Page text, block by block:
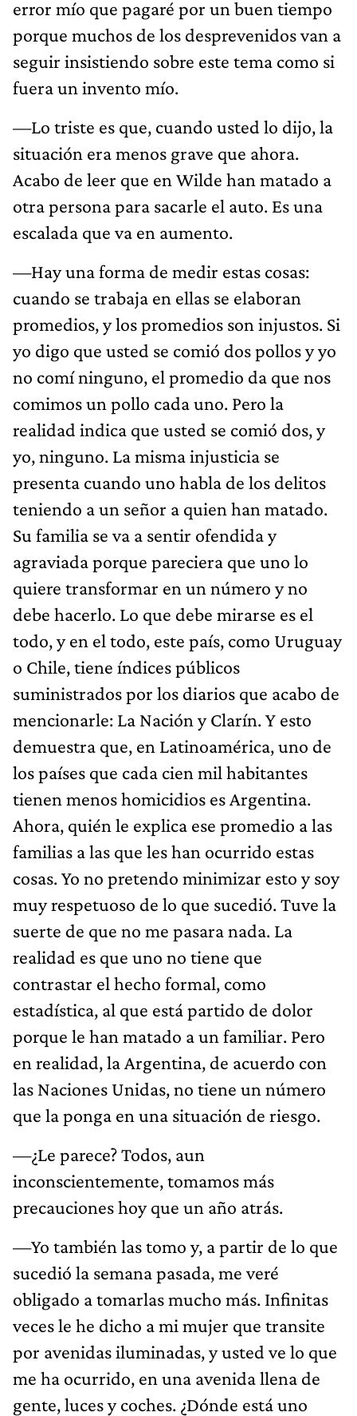
error mío que pagaré por un buen tiempo
porque muchos de los desprevenidos van a
seguir insistiendo sobre este tema como si
fuera un invento mío.
—Lo triste es que, cuando usted lo dijo, la
situación era menos grave que ahora.
Acabo de leer que en Wilde han matado a
otra persona para sacarle el auto. Es una
escalada que va en aumento.
—Hay una forma de medir estas cosas:
cuando se trabaja en ellas se elaboran
promedios, y los promedios son injustos. Si
yo digo que usted se comió dos pollos y yo
no comí ninguno, el promedio da que nos
comimos un pollo cada uno. Pero la
realidad indica que usted se comió dos, y
yo, ninguno. La misma injusticia se
presenta cuando uno habla de los delitos
teniendo a un señor a quien han matado.
Su familia se va a sentir ofendida y
agraviada porque pareciera que uno lo
quiere transformar en un número y no
debe hacerlo. Lo que debe mirarse es el
todo, y en el todo, este país, como Uruguay
o Chile, tiene índices públicos
suministrados por los diarios que acabo de
mencionarle: La Nación y Clarín. Y esto
demuestra que, en Latinoamérica, uno de
los países que cada cien mil habitantes
tienen menos homicidios es Argentina.
Ahora, quién le explica ese promedio a las
familias a las que les han ocurrido estas
cosas. Yo no pretendo minimizar esto y soy
muy respetuoso de lo que sucedió. Tuve la
suerte de que no me pasara nada. La
realidad es que uno no tiene que
contrastar el hecho formal, como
estadística, al que está partido de dolor
porque le han matado a un familiar. Pero
en realidad, la Argentina, de acuerdo con
las Naciones Unidas, no tiene un número
que la ponga en una situación de riesgo.
—¿Le parece? Todos, aun
inconscientemente, tomamos más
precauciones hoy que un año atrás.
—Yo también las tomo y, a partir de lo que
sucedió la semana pasada, me veré
obligado a tomarlas mucho más. Infinitas
veces le he dicho a mi mujer que transite
por avenidas iluminadas, y usted ve lo que
me ha ocurrido, en una avenida llena de
gente, luces y coches. ¿Dónde está uno